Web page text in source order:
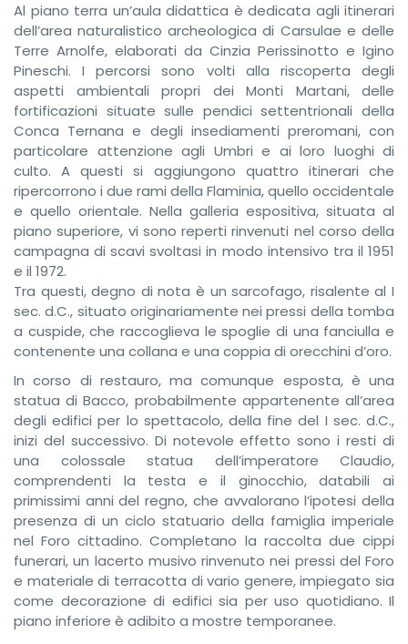
Al piano terra un’aula didattica è dedicata agli itinerari
dell’area naturalistico archeologica di Carsulae e delle
Terre Arnolfe, elaborati da Cinzia Perissinotto e Igino
Pineschi. I percorsi sono volti alla riscoperta degli
aspetti ambientali propri dei Monti Martani, delle
fortificazioni situate sulle pendici settentrionali della
Conca Ternana e degli insediamenti preromani, con
particolare attenzione agli Umbri e ai loro luoghi di
culto. A questi si aggiungono quattro itinerari che
ripercorrono i due rami della Flaminia, quello occidentale
e quello orientale. Nella galleria espositiva, situata al
piano superiore, vi sono reperti rinvenuti nel corso della
campagna di scavi svoltasi in modo intensivo tra il 1951
e il 1972.
Tra questi, degno di nota è un sarcofago, risalente al I
sec. d.C., situato originariamente nei pressi della tomba
a cuspide, che raccoglieva le spoglie di una fanciulla e
contenente una collana e una coppia di orecchini d’oro.
In corso di restauro, ma comunque esposta, è una
statua di Bacco, probabilmente appartenente all’area
degli edifici per lo spettacolo, della fine del I sec. d.C.,
inizi del successivo. Di notevole effetto sono i resti di
una colossale statua dell’imperatore Claudio,
comprendenti la testa e il ginocchio, databili ai
primissimi anni del regno, che avvalorano l’ipotesi della
presenza di un ciclo statuario della famiglia imperiale
nel Foro cittadino. Completano la raccolta due cippi
funerari, un lacerto musivo rinvenuto nei pressi del Foro
e materiale di terracotta di vario genere, impiegato sia
come decorazione di edifici sia per uso quotidiano. Il
piano inferiore è adibito a mostre temporanee.